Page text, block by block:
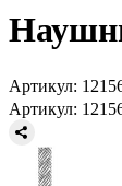
Артикул:
Артикул: